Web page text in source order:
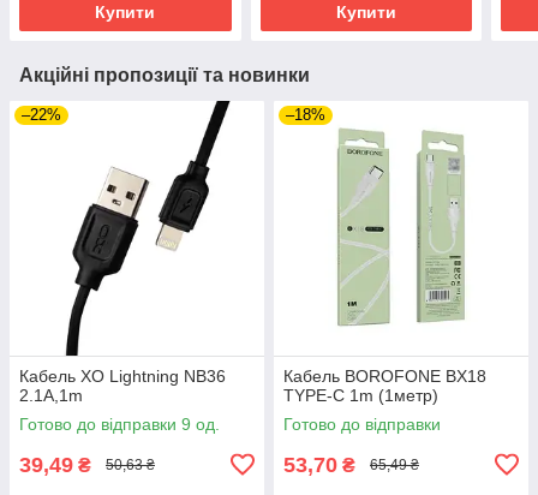
Купити Купити
Акційні пропозиції та новинки
–22%
Кабель XO Lightning NB36
2.1A,1m
Готово до відправки 9 од.
39,49 ₴ 50,63 ₴
–18%
Кабель BOROFONE BX18
TYPE-C 1m (1метр)
Готово до відправки
53,70 ₴ 65,49 ₴